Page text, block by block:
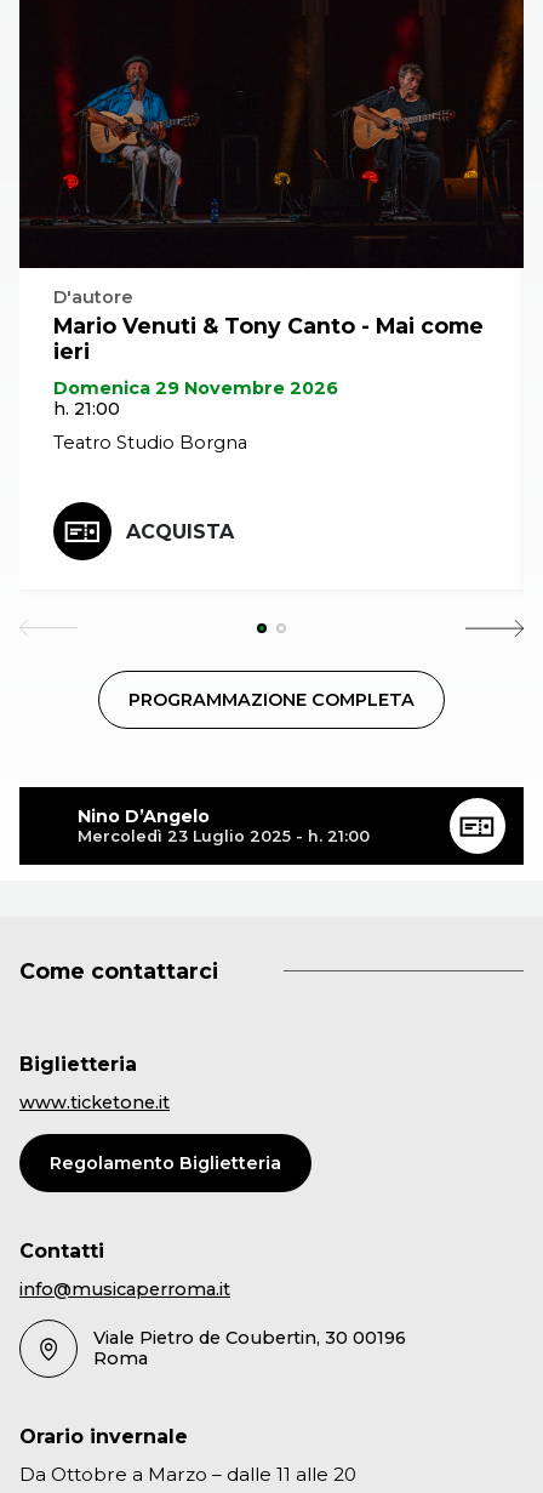
Nino D’Angelo
Mercoledì 23 Luglio 2025 - h. 21:00
commovente e tante altre hit, senza dimenticare
“Napoli”, recentemente diventato ufficialmente
l’inno della squadra azzurra.
D'autore
Mario Venuti & Tony Canto - Mai come
ieri
Domenica 29 Novembre 2026
h. 21:00
Teatro Studio Borgna
ACQUISTA
PROGRAMMAZIONE COMPLETA
Come contattarci
Biglietteria
www.ticketone.it
Regolamento Biglietteria
Contatti
info@musicaperroma.it
Viale Pietro de Coubertin, 30 00196
Roma
Orario invernale
Da Ottobre a Marzo – dalle 11 alle 20